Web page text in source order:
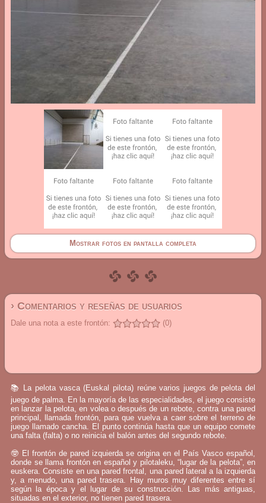
Mostrar fotos en pantalla completa
› Comentarios y reseñas de usuarios
Dale una nota a este frontón: (0)
📚 La pelota vasca (Euskal pilota) reúne varios juegos de pelota del
juego de palma. En la mayoría de las especialidades, el juego consiste
en lanzar la pelota, en volea o después de un rebote, contra una pared
principal, llamada frontón, para que vuelva a caer sobre el terreno de
juego llamado cancha. El punto continúa hasta que un equipo comete
una falta (falta) o no reinicia el balón antes del segundo rebote.
🤓 El frontón de pared izquierda se origina en el País Vasco español,
donde se llama frontón en español y pilotaleku, “lugar de la pelota”, en
euskera. Consiste en una pared frontal, una pared lateral a la izquierda
y, a menudo, una pared trasera. Hay muros muy diferentes entre sí
según la época y el lugar de su construcción. Las más antiguas,
situadas en el exterior, no tienen pared trasera.